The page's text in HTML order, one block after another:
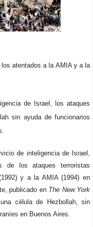
atentados a la AMIA y a la
de Israel, los ataques
sin ayuda de funcionarios
de inteligencia de Israel,
de los ataques terroristas
y a la AMIA (1994) en
publicado en The New York
célula de Hezbollah, sin
en Buenos Aires.